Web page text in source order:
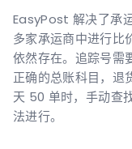
EasyPost 解决了承
多家承运商中进行比
依然存在。追踪号需
正确的总账科目，退
天 50 单时，手动查
法进行。